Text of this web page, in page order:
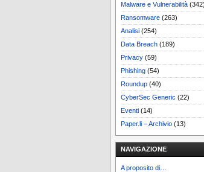
Malware e Vulnerabilità (342)
Ransomware (263)
Analisi (254)
Data Breach (189)
Privacy (59)
Phishing (54)
Roundup (40)
CyberSec Generic (22)
Eventi (14)
Paper.li – Archivio (13)
NAVIGAZIONE
A proposito di…